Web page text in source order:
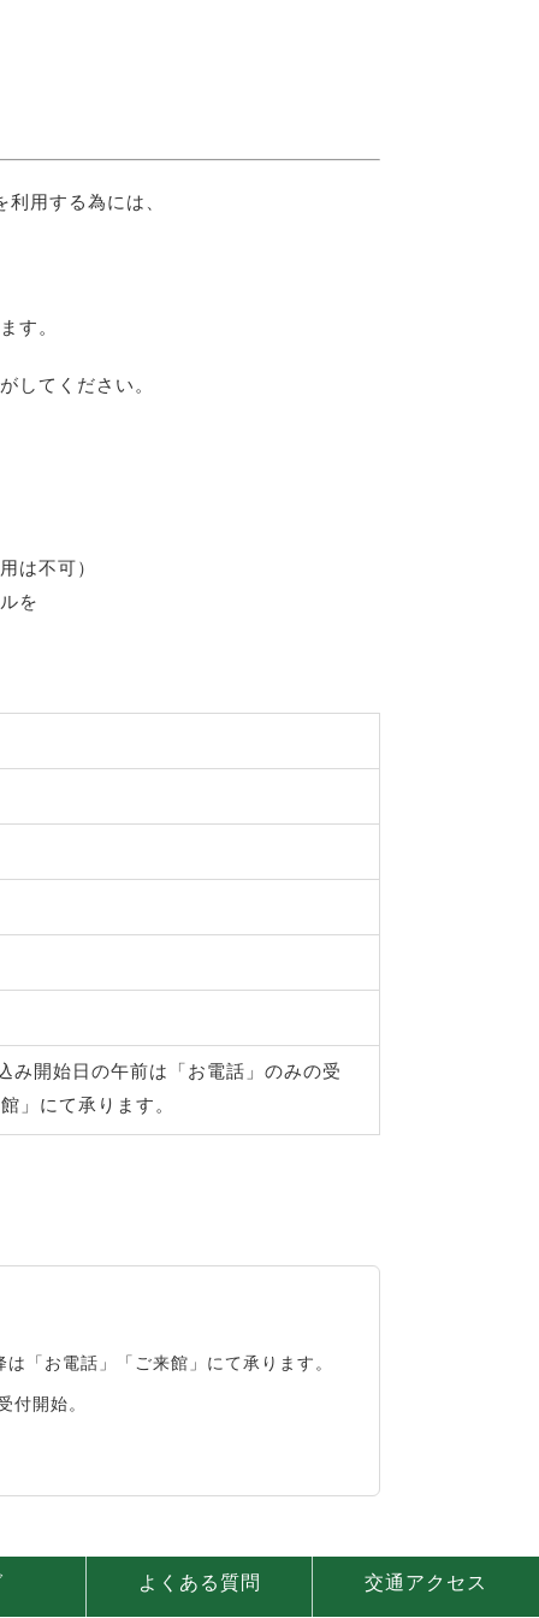
用する為には、
す。
してください。
は不可）
を
み開始日の午前は「お電話」のみの受
」にて承ります。
「お電話」「ご来館」にて承ります。
付開始。
よくある質問 交通アクセス